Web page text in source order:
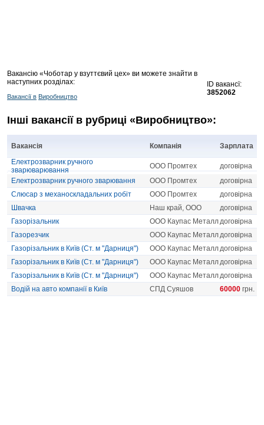
Вакансію «Чоботар у взуттєвий цех» ви можете знайти в
наступних розділах:
Вакансії в Виробництво
ID вакансї:
3852062
Інші вакансії в рубриці «Виробництво»:
Вакансія Компанія
Зарплата
Електрозварник ручного
зварюварювання
ООО Промтех
договірна
Електрозварник ручного зварювання
ООО Промтех
договірна
Слюсар з механоскладальних робіт
ООО Промтех
договірна
Швачка
Наш край, ООО
договірна
Газорізальник
ООО Каупас Металлдоговірна
Газорезчик
ООО Каупас Металлдоговірна
Газорізальник в Київ (Ст. м "Дарниця")
ООО Каупас Металлдоговірна
Газорізальник в Київ (Ст. м "Дарниця")
ООО Каупас Металлдоговірна
Газорізальник в Київ (Ст. м "Дарниця")
ООО Каупас Металлдоговірна
Водій на авто компанії в Київ
СПД Суяшов 60000 грн.